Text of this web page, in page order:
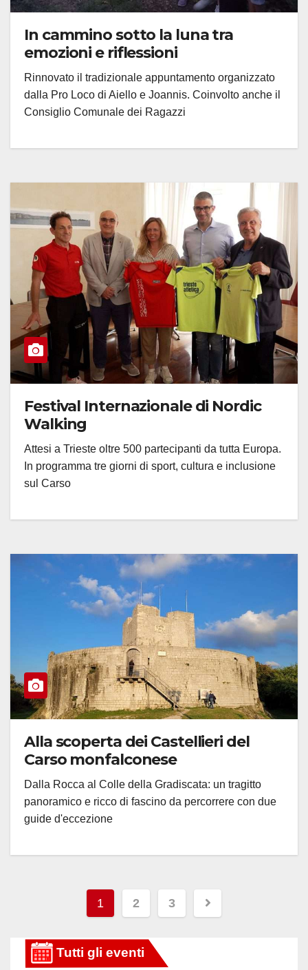
In cammino sotto la luna tra
emozioni e riflessioni
Rinnovato il tradizionale appuntamento organizzato
dalla Pro Loco di Aiello e Joannis. Coinvolto anche il
Consiglio Comunale dei Ragazzi
Festival Internazionale di Nordic
Walking
Attesi a Trieste oltre 500 partecipanti da tutta Europa.
In programma tre giorni di sport, cultura e inclusione
sul Carso
Alla scoperta dei Castellieri del
Carso monfalconese
Dalla Rocca al Colle della Gradiscata: un tragitto
panoramico e ricco di fascino da percorrere con due
guide d'eccezione
Paginazione
degli
articoli
1 2 3